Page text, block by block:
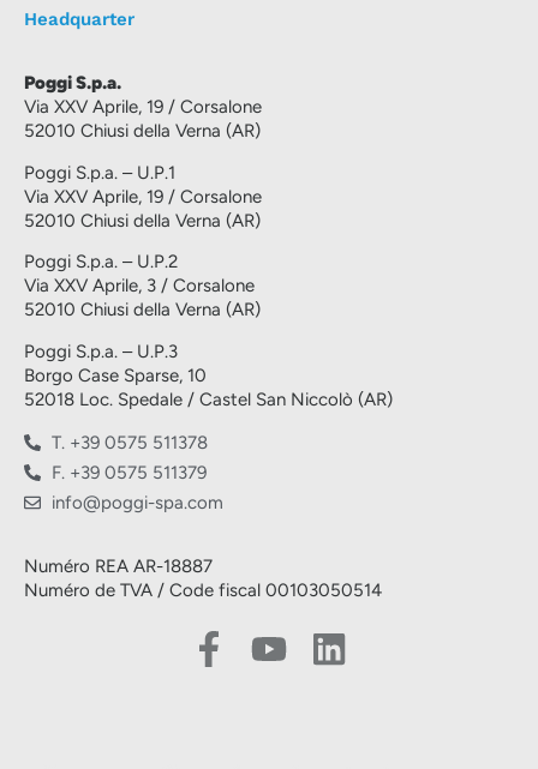
Headquarter
Poggi S.p.a.
Via XXV Aprile, 19 / Corsalone
52010 Chiusi della Verna (AR)
Poggi S.p.a. – U.P.1
Via XXV Aprile, 19 / Corsalone
52010 Chiusi della Verna (AR)
Poggi S.p.a. – U.P.2
Via XXV Aprile, 3 / Corsalone
52010 Chiusi della Verna (AR)
Poggi S.p.a. – U.P.3
Borgo Case Sparse, 10
52018 Loc. Spedale / Castel San Niccolò (AR)
T. +39 0575 511378
F. +39 0575 511379
info@poggi-spa.com
Numéro REA AR-18887
Numéro de TVA / Code fiscal 00103050514